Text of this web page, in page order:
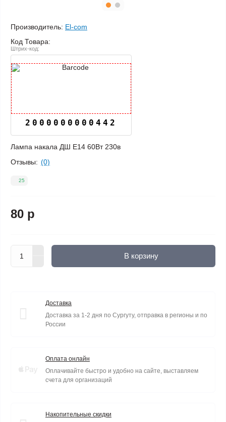
Производитель: El-com
Код Товара:
Штрих-код:
2000000000442
Лампа накала ДШ Е14 60Вт 230в
Отзывы: (0)
25
80 р
В корзину
Доставка
Доставка за 1-2 дня по Сургуту, отправка в регионы и по
России
Оплата онлайн
Оплачивайте быстро и удобно на сайте, выставляем
счета для организаций
Накопительные скидки